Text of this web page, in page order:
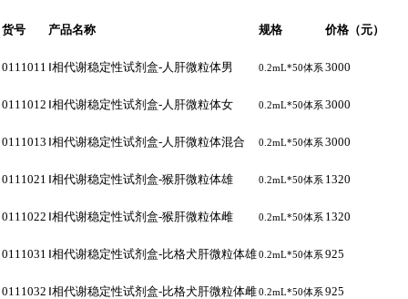
货号 产品名称 规格 价格（元）
0111011 Ⅰ相代谢稳定性试剂盒-人肝微粒体男 0.2mL*50体系 3000
0111012 Ⅰ相代谢稳定性试剂盒-人肝微粒体女 0.2mL*50体系 3000
0111013 Ⅰ相代谢稳定性试剂盒-人肝微粒体混合 0.2mL*50体系 3000
0111021 Ⅰ相代谢稳定性试剂盒-猴肝微粒体雄 0.2mL*50体系 1320
0111022 Ⅰ相代谢稳定性试剂盒-猴肝微粒体雌 0.2mL*50体系 1320
0111031 Ⅰ相代谢稳定性试剂盒-比格犬肝微粒体雄0.2mL*50体系 925
0111032 Ⅰ相代谢稳定性试剂盒-比格犬肝微粒体雌0.2mL*50体系 925